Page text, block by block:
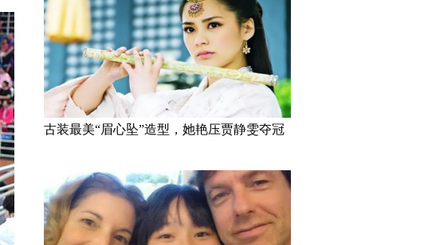
古装最美“眉心坠”造型，她艳压贾静雯夺冠